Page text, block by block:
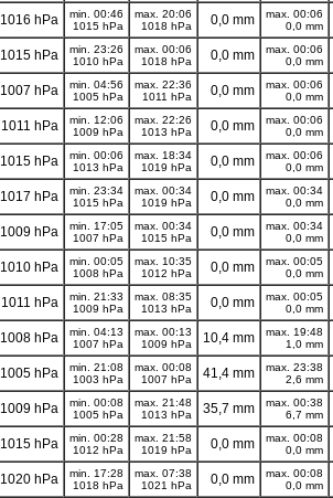
1016 hPa
min. 00:46
1015 hPa
max. 20:06
1018 hPa
0,0 mm
max. 00:06
0,0 mm
1015 hPa
min. 23:26
1010 hPa
max. 00:06
1018 hPa
0,0 mm
max. 00:06
0,0 mm
1007 hPa
min. 04:56
1005 hPa
max. 22:36
1011 hPa
0,0 mm
max. 00:06
0,0 mm
1011 hPa
min. 12:06
1009 hPa
max. 22:26
1013 hPa
0,0 mm
max. 00:06
0,0 mm
1015 hPa
min. 00:06
1013 hPa
max. 18:34
1019 hPa
0,0 mm
max. 00:06
0,0 mm
1017 hPa
min. 23:34
1015 hPa
max. 00:34
1019 hPa
0,0 mm
max. 00:34
0,0 mm
1009 hPa
min. 17:05
1007 hPa
max. 00:34
1015 hPa
0,0 mm
max. 00:34
0,0 mm
1010 hPa
min. 00:05
1008 hPa
max. 10:35
1012 hPa
0,0 mm
max. 00:05
0,0 mm
1011 hPa
min. 21:33
1009 hPa
max. 08:35
1013 hPa
0,0 mm
max. 00:05
0,0 mm
1008 hPa
min. 04:13
1007 hPa
max. 00:13
1009 hPa
10,4 mm
max. 19:48
1,0 mm
1005 hPa
min. 21:08
1003 hPa
max. 00:08
1007 hPa
41,4 mm
max. 23:38
2,6 mm
1009 hPa
min. 00:08
1005 hPa
max. 21:48
1013 hPa
35,7 mm
max. 00:38
6,7 mm
1015 hPa
min. 00:28
1012 hPa
max. 21:58
1019 hPa
0,0 mm
max. 00:08
0,0 mm
1020 hPa
min. 17:28
1018 hPa
max. 07:38
1021 hPa
0,0 mm
max. 00:08
0,0 mm